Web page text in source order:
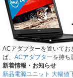
ACアダプターを置いてお
ば、 ACアダプターを持ち
新着情報・お知らせ
新品電源ユニット 大幅値